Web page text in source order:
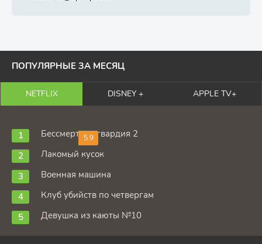
ПОПУЛЯРНЫЕ ЗА МЕСЯЦ
NETFLIX DISNEY + APPLE TV+
5.9
Бессмертная гвардия 2
Лакомый кусок
Военная машина
Клуб убийств по четвергам
Девушка из каюты №10